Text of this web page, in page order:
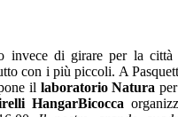
invece di girare per la città
con i più piccoli. A
il laboratorio Natura
HangarBicocca